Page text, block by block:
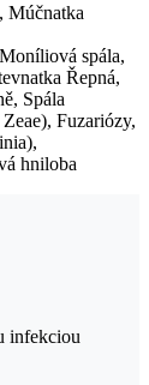
Múčnatka
spála,
Řepná,
Spála
Fuzariózy,
hniloba
infekciou